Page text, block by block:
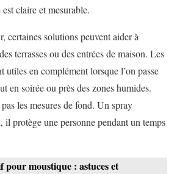
claire et mesurable.
certaines solutions peuvent aider à
terrasses ou des entrées de maison. Les
utiles en complément lorsque l’on passe
en soirée ou près des zones humides.
les mesures de fond. Un spray
il protège une personne pendant un temps
pour moustique : astuces et